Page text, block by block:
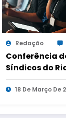
Redação
Conferência
Síndicos do
Janeiro
especialistas
mobilidade e
18 De Março De